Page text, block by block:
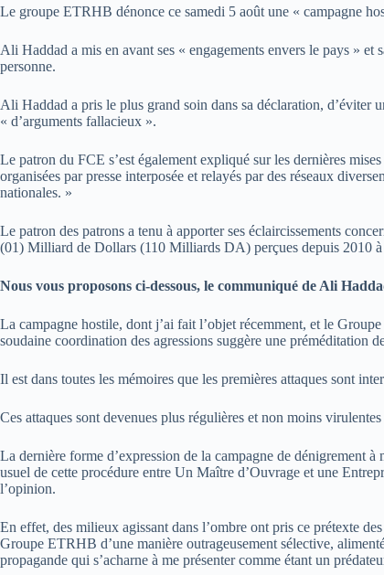
Le groupe ETRHB dénonce ce samedi 5 août une « campagne
Ali Haddad a mis en avant ses « engagements envers le pays »
personne.
Ali Haddad a pris le plus grand soin dans sa déclaration,
« d’arguments fallacieux ».
Le patron du FCE s’est également expliqué sur les dernières
organisées par presse interposée et relayés par des réseaux
nationales. »
Le patron des patrons a tenu à apporter ses éclaircissements
(01) Milliard de Dollars (110 Milliards DA) perçues depuis 2010
Nous vous proposons ci-dessous, le communiqué de Ali
La campagne hostile, dont j’ai fait l’objet récemment, et le
soudaine coordination des agressions suggère une préméditation
Il est dans toutes les mémoires que les premières attaques sont
Ces attaques sont devenues plus régulières et non moins
La dernière forme d’expression de la campagne de dénigrement
usuel de cette procédure entre Un Maître d’Ouvrage et une
l’opinion.
En effet, des milieux agissant dans l’ombre ont pris ce prétexte
Groupe ETRHB d’une manière outrageusement sélective,
propagande qui s’acharne à me présenter comme étant un